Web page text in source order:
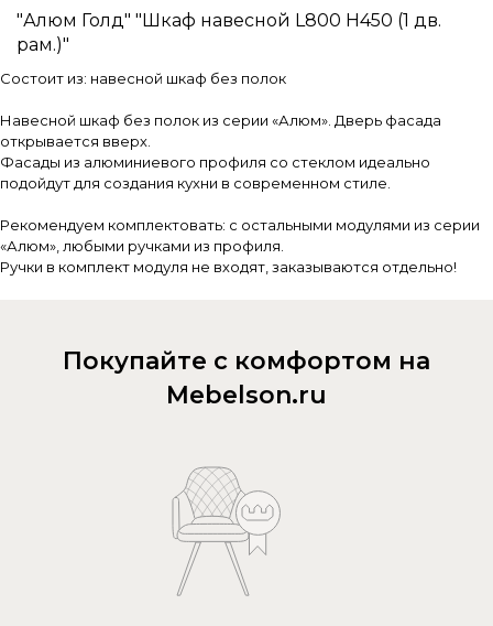
"Алюм Голд" "Шкаф навесной L800 Н450 (1 дв.
рам.)"
Состоит из: навесной шкаф без полок
Навесной шкаф без полок из серии «Алюм». Дверь фасада
открывается вверх.
Фасады из алюминиевого профиля со стеклом идеально
подойдут для создания кухни в современном стиле.
Рекомендуем комплектовать: с остальными модулями из серии
«Алюм», любыми ручками из профиля.
Ручки в комплект модуля не входят, заказываются отдельно!
Покупайте с комфортом на
Mebelson.ru